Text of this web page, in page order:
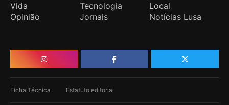
Vida
Tecnologia
Local
Opinião
Jornais Notícias Lusa
Ficha Técnica Estatuto editorial